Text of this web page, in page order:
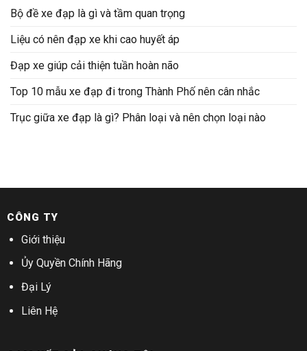
Bộ đề xe đạp là gì và tầm quan trọng
Liệu có nên đạp xe khi cao huyết áp
Đạp xe giúp cải thiện tuần hoàn não
Top 10 mẫu xe đạp đi trong Thành Phố nên cân nhắc
Trục giữa xe đạp là gì? Phân loại và nên chọn loại nào
CÔNG TY
Giới thiệu
Ủy Quyền Chính Hãng
Đại Lý
Liên Hệ